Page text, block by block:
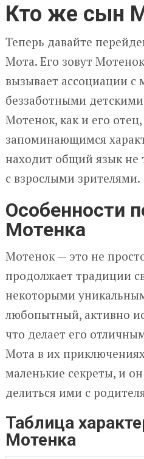
Кто же сын
Теперь давайте
Мота. Его зовут
вызывает ассоциации
беззаботными
Мотенок, как и его
запоминающимся
находит общий язык не
с взрослыми зрителями.
Особенности
Мотенка
Мотенок — это не
продолжает традиции
некоторыми
любопытный, активно
что делает его
Мота в их
маленькие секреты, и он
делиться ими с
Таблица
Мотенка